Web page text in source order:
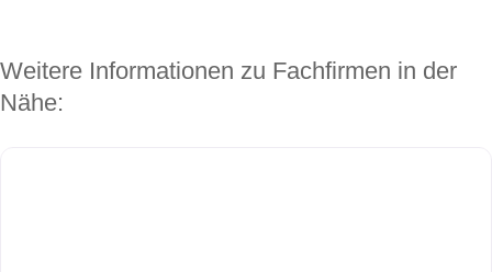
Weitere Informationen zu Fachfirmen in der
Nähe: